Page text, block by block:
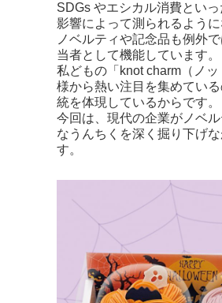
SDGs やエシカル消費とい
影響によって測られるように
ノベルティや記念品も例外
当者として機能しています。
私どもの「knot charm（ノ
様から熱い注目を集めてい
統を体現しているからです。
今回は、現代の企業がノベ
なうんちくを深く掘り下げ
す。